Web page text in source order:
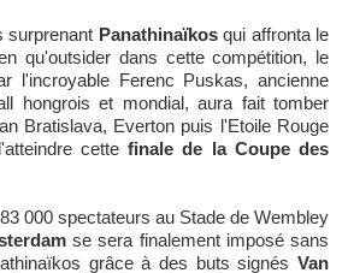
surprenant Panathinaïkosqui affronta le
qu'outsider dans cette compétition, le
l'incroyable Ferenc Puskas, ancienne
hongrois et mondial, aura fait tomber
Bratislava, Everton puis l'Etoile Rouge
cettefinale de la Coupe des
000 spectateurs au Stade de Wembley
se sera finalement imposé sans
grâce à des buts signés Van